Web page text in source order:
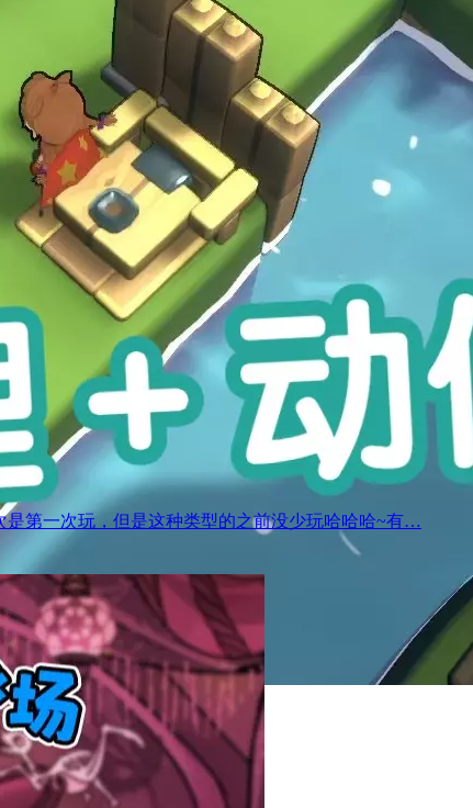
第一次玩，但是这种类型的之前没少玩哈哈哈~有…